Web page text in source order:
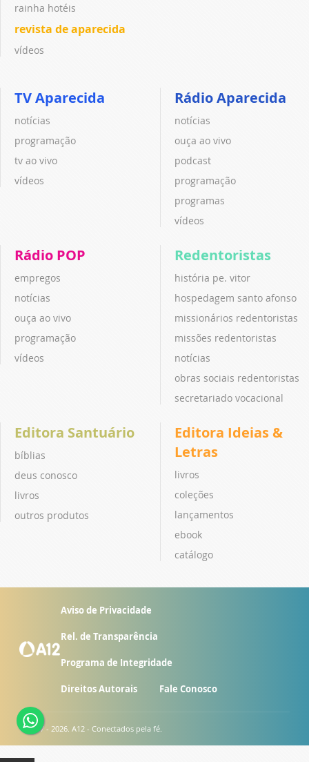
rainha hotéis
revista de aparecida
vídeos
TV Aparecida
notícias
programação
tv ao vivo
vídeos
Rádio Aparecida
notícias
ouça ao vivo
podcast
programação
programas
vídeos
Rádio POP
empregos
notícias
ouça ao vivo
programação
vídeos
Redentoristas
história pe. vitor
hospedagem santo afonso
missionários redentoristas
missões redentoristas
notícias
obras sociais redentoristas
secretariado vocacional
Editora Santuário
bíblias
deus conosco
livros
outros produtos
Editora Ideias &
Letras
livros
coleções
lançamentos
ebook
catálogo
Aviso de Privacidade
Rel. de Transparência
Programa de Integridade
Direitos Autorais Fale Conosco
© 2007 - 2026. A12 - Conectados pela fé.